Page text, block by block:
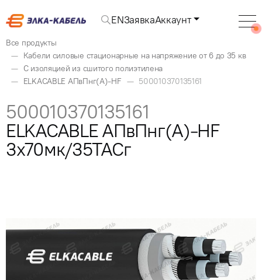
ENЗаявкаАккаунт
Все продукты
Кабели силовые стационарные на напряжение от 6 до 35 кв
С изоляцией из сшитого полиэтилена
ELKACABLE АПвПнг(А)-HF
500010370135161
500010370135161
ELKACABLE АПвПнг(А)-HF
3x70мк/35ТАСг